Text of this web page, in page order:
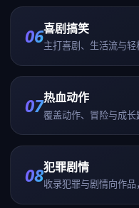
06喜剧搞笑
主打喜剧、生活流与轻
07热血动作
覆盖动作、冒险与成长
08犯罪剧情
收录犯罪与剧情向作品